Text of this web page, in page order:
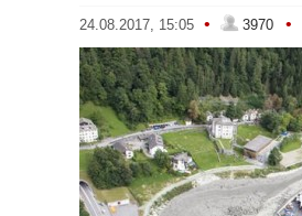
24.08.2017, 15:05 • 3970 •